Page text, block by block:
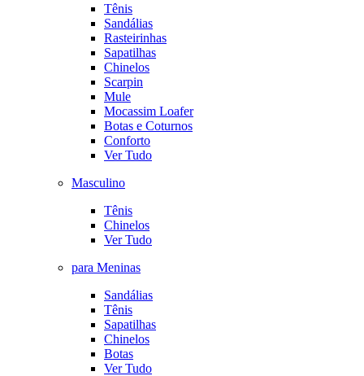
Tênis
Sandálias
Rasteirinhas
Sapatilhas
Chinelos
Scarpin
Mule
Mocassim Loafer
Botas e Coturnos
Conforto
Ver Tudo
Masculino
Tênis
Chinelos
Ver Tudo
para Meninas
Sandálias
Tênis
Sapatilhas
Chinelos
Botas
Ver Tudo